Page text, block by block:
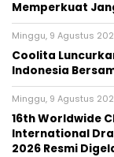
Memperkuat
Minggu, 9 Agustus
Coolita
Indonesia
Minggu, 9 Agustus
16th Worldwide
International
2026 Resmi